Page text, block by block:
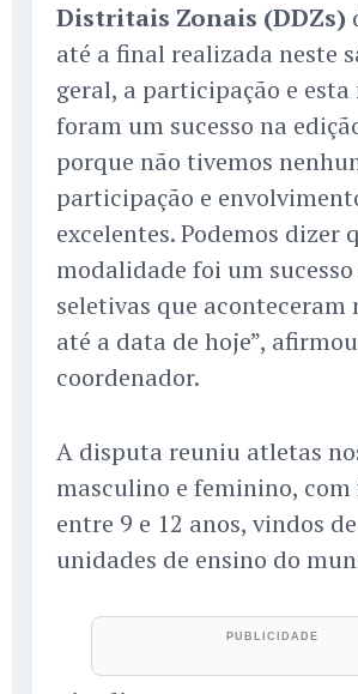
Distritais Zonais (DDZs)
até a final realizada neste
geral, a participação e
foram um sucesso na
porque não tivemos
participação e
excelentes. Podemos dizer
modalidade foi um sucesso
seletivas que aconteceram
até a data de hoje”,
coordenador.
A disputa reuniu atletas
masculino e feminino,
entre 9 e 12 anos, vindos
unidades de ensino do